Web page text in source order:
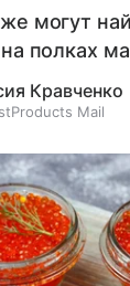
могут
полках
Кравченко
Mail